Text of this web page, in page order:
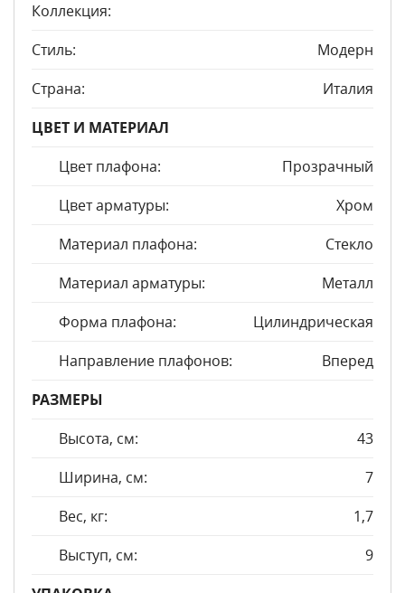
Коллекция:
Стиль:
Модерн
Страна:
Италия
ЦВЕТ И МАТЕРИАЛ
Цвет плафона:
Прозрачный
Цвет арматуры:
Хром
Материал плафона:
Стекло
Материал арматуры:
Металл
Форма плафона:
Цилиндрическая
Направление плафонов:
Вперед
РАЗМЕРЫ
Высота, см:
43
Ширина, см:
7
Вес, кг:
1,7
Выступ, см:
9